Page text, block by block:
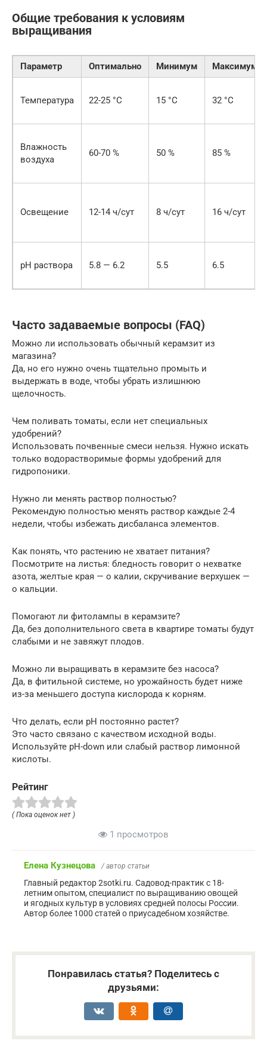
Общие требования к условиям
выращивания
Параметр Оптимально Минимум Максимум
Температура 22-25 °C 15 °C 32 °C
Влажность
воздуха
60-70 % 50 % 85 %
Освещение 12-14 ч/сут 8 ч/сут 16 ч/сут
pH раствора 5.8 — 6.2 5.5 6.5
Часто задаваемые вопросы (FAQ)
Можно ли использовать обычный керамзит из
магазина?
Да, но его нужно очень тщательно промыть и
выдержать в воде, чтобы убрать излишнюю
щелочность.
Чем поливать томаты, если нет специальных
удобрений?
Использовать почвенные смеси нельзя. Нужно искать
только водорастворимые формы удобрений для
гидропоники.
Нужно ли менять раствор полностью?
Рекомендую полностью менять раствор каждые 2-4
недели, чтобы избежать дисбаланса элементов.
Как понять, что растению не хватает питания?
Посмотрите на листья: бледность говорит о нехватке
азота, желтые края — о калии, скручивание верхушек —
о кальции.
Помогают ли фитолампы в керамзите?
Да, без дополнительного света в квартире томаты будут
слабыми и не завяжут плодов.
Можно ли выращивать в керамзите без насоса?
Да, в фитильной системе, но урожайность будет ниже
из-за меньшего доступа кислорода к корням.
Что делать, если pH постоянно растет?
Это часто связано с качеством исходной воды.
Используйте pH-down или слабый раствор лимонной
кислоты.
Рейтинг
( Пока оценок нет )
1 просмотров
Елена Кузнецова / автор статьи
Главный редактор 2sotki.ru. Садовод-практик с 18-
летним опытом, специалист по выращиванию овощей
и ягодных культур в условиях средней полосы России.
Автор более 1000 статей о приусадебном хозяйстве.
Понравилась статья? Поделитесь с
друзьями: